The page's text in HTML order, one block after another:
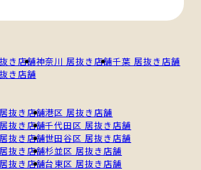
き店舗神奈川 居抜き店舗千葉 居抜き店舗
き店舗
抜き店舗港区 居抜き店舗
抜き店舗千代田区 居抜き店舗
抜き店舗世田谷区 居抜き店舗
抜き店舗杉並区 居抜き店舗
抜き店舗台東区 居抜き店舗